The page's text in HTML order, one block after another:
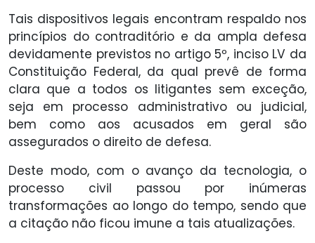
Tais dispositivos legais encontram respaldo nos
princípios do contraditório e da ampla defesa
devidamente previstos no artigo 5º, inciso LV da
Constituição Federal, da qual prevê de forma
clara que a todos os litigantes sem exceção,
seja em processo administrativo ou judicial,
bem como aos acusados em geral são
assegurados o direito de defesa.
Deste modo, com o avanço da tecnologia, o
processo civil passou por inúmeras
transformações ao longo do tempo, sendo que
a citação não ficou imune a tais atualizações.